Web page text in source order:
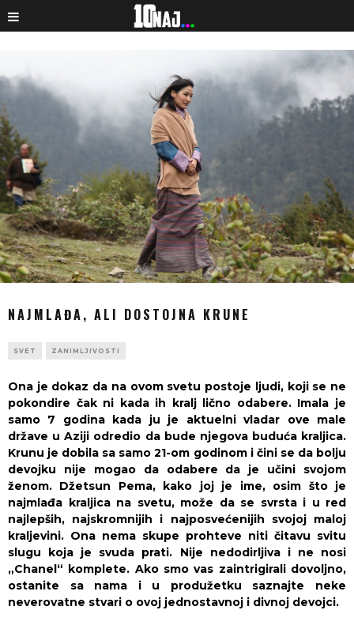
NAJMLAĐA, ALI DOSTOJNA KRUNE
SVET ZANIMLJIVOSTI
Ona je dokaz da na ovom svetu postoje ljudi, koji se ne
pokondire čak ni kada ih kralj lično odabere. Imala je
samo 7 godina kada ju je aktuelni vladar ove male
države u Aziji odredio da bude njegova buduća kraljica.
Krunu je dobila sa samo 21-om godinom i čini se da bolju
devojku nije mogao da odabere da je učini svojom
ženom. Džetsun Pema, kako joj je ime, osim što je
najmlađa kraljica na svetu, može da se svrsta i u red
najlepših, najskromnijih i najposvećenijih svojoj maloj
kraljevini. Ona nema skupe prohteve niti čitavu svitu
slugu koja je svuda prati. Nije nedodirljiva i ne nosi
„Chanel“ komplete. Ako smo vas zaintrigirali dovoljno,
ostanite sa nama i u produžetku saznajte neke
neverovatne stvari o ovoj jednostavnoj i divnoj devojci.